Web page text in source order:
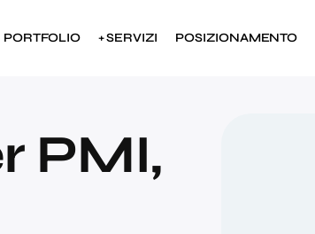
PORTFOLIO + SERVIZI POSIZIONAMENTO
PMI,